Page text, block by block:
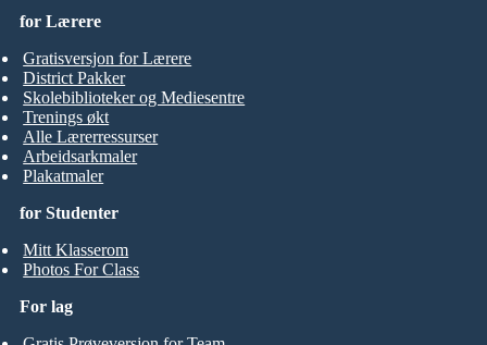
for Studenter
Mitt Klasserom
Photos For Class
for Lærere
Gratisversjon for Lærere
District Pakker
Skolebiblioteker og Mediesentre
Trenings økt
Alle Lærerressurser
Arbeidsarkmaler
Plakatmaler
For lag